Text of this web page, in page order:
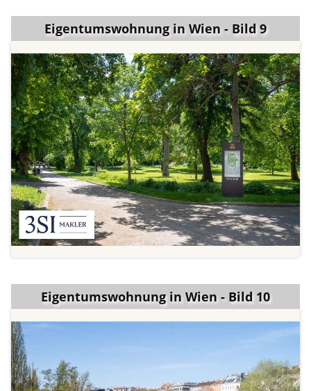
Eigentumswohnung in Wien - Bild 9
Eigentumswohnung in Wien - Bild 10